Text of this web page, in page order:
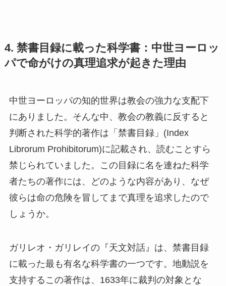
4. 禁書目録に載った科学書：中世ヨーロッ
パで命がけの真理追求が起きた理由
中世ヨーロッパの知的世界は教会の強力な支配下
にありました。そんな中、教会の教義に反すると
判断された科学的著作は「禁書目録」(Index
Librorum Prohibitorum)に記載され、読むことすら
禁じられていました。この目録に名を連ねた科学
者たちの著作には、どのような内容があり、なぜ
彼らは命の危険を冒してまで真理を追求したので
しょうか。
ガリレオ・ガリレイの『天文対話』は、禁書目録
に載った最も有名な科学書の一つです。地動説を
支持するこの著作は、1633年に裁判の対象とな